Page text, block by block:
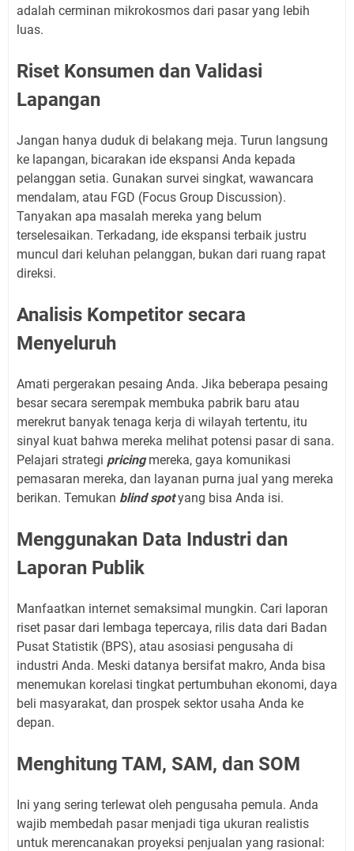
adalah cerminan mikrokosmos dari pasar yang lebih
luas.
Riset Konsumen dan Validasi
Lapangan
Jangan hanya duduk di belakang meja. Turun langsung
ke lapangan, bicarakan ide ekspansi Anda kepada
pelanggan setia. Gunakan survei singkat, wawancara
mendalam, atau FGD (Focus Group Discussion).
Tanyakan apa masalah mereka yang belum
terselesaikan. Terkadang, ide ekspansi terbaik justru
muncul dari keluhan pelanggan, bukan dari ruang rapat
direksi.
Analisis Kompetitor secara
Menyeluruh
Amati pergerakan pesaing Anda. Jika beberapa pesaing
besar secara serempak membuka pabrik baru atau
merekrut banyak tenaga kerja di wilayah tertentu, itu
sinyal kuat bahwa mereka melihat potensi pasar di sana.
Pelajari strategi pricingmereka, gaya komunikasi
pemasaran mereka, dan layanan purna jual yang mereka
berikan. Temukan blind spotyang bisa Anda isi.
Menggunakan Data Industri dan
Laporan Publik
Manfaatkan internet semaksimal mungkin. Cari laporan
riset pasar dari lembaga tepercaya, rilis data dari Badan
Pusat Statistik (BPS), atau asosiasi pengusaha di
industri Anda. Meski datanya bersifat makro, Anda bisa
menemukan korelasi tingkat pertumbuhan ekonomi, daya
beli masyarakat, dan prospek sektor usaha Anda ke
depan.
Menghitung TAM, SAM, dan SOM
Ini yang sering terlewat oleh pengusaha pemula. Anda
wajib membedah pasar menjadi tiga ukuran realistis
untuk merencanakan proyeksi penjualan yang rasional: